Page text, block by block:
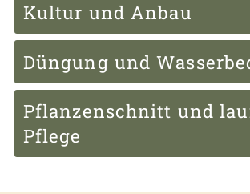
Kultur und Anbau
Düngung und
Pflanzenschnitt und
Pflege